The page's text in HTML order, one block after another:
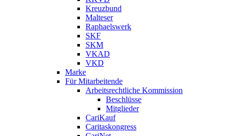
Kreuzbund
Malteser
Raphaelswerk
SKF
SKM
VKAD
VKD
Marke
Für Mitarbeitende
Arbeitsrechtliche Kommission
Beschlüsse
Mitglieder
CariKauf
Caritaskongress